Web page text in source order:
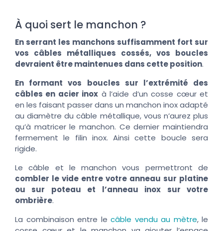
À quoi sert le manchon ?
En serrant les manchons suffisamment fort sur
vos câbles métalliques cossés, vos boucles
devraient être maintenues dans cette position.
En formant vos boucles sur l’extrémité des
câbles en acier inox à l’aide d’un cosse cœur et
en les faisant passer dans un manchon inox adapté
au diamètre du câble métallique, vous n’aurez plus
qu’à matricer le manchon. Ce dernier maintiendra
fermement le filin inox. Ainsi cette boucle sera
rigide.
Le câble et le manchon vous permettront de
combler le vide entre votre anneau sur platine
ou sur poteau et l’anneau inox sur votre
ombrière.
La combinaison entre le câble vendu au mètre, le